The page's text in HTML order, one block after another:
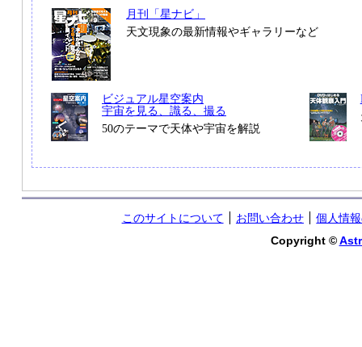
月刊「星ナビ」
天文現象の最新情報やギャラリーなど
ビジュアル星空案内
宇宙を見る、識る、撮る
50のテーマで天体や宇宙を解説
このサイトについて お問い合わせ
個人情
Copyright ©